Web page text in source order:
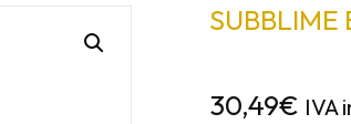
SUBBLIME
30,49€ IVA